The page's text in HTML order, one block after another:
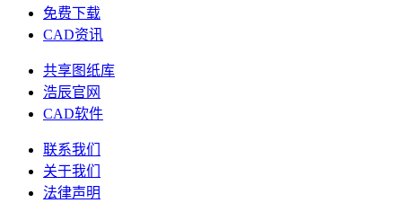
免费下载
CAD资讯
共享图纸库
浩辰官网
CAD软件
联系我们
关于我们
法律声明